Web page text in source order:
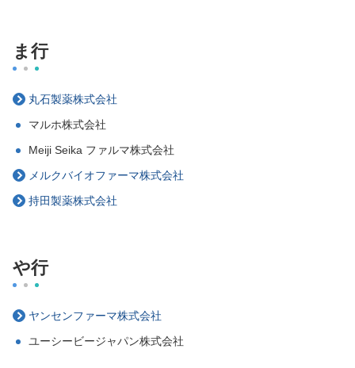
ま行
丸石製薬株式会社
マルホ株式会社
Meiji Seika ファルマ株式会社
メルクバイオファーマ株式会社
持田製薬株式会社
や行
ヤンセンファーマ株式会社
ユーシービージャパン株式会社